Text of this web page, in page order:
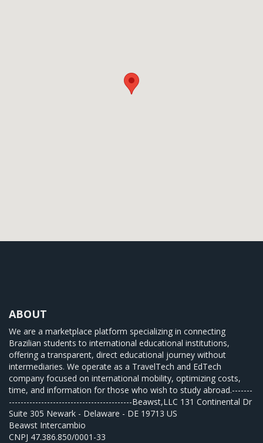
ABOUT
We are a marketplace platform specializing in connecting
Brazilian students to international educational institutions,
offering a transparent, direct educational journey without
intermediaries. We operate as a TravelTech and EdTech
company focused on international mobility, optimizing costs,
time, and information for those who wish to study abroad.-------
------------------------------------------Beawst,LLC 131 Continental Dr
Suite 305 Newark - Delaware - DE 19713 US
Beawst Intercambio
CNPJ 47.386.850/0001-33